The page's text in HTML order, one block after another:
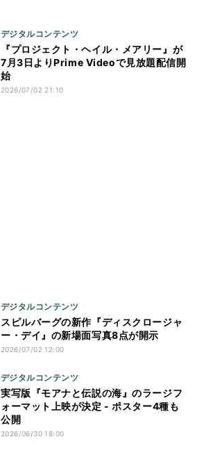
デジタルコンテンツ
『プロジェクト・ヘイル・メアリー』が
7月3日よりPrime Videoで見放題配信開
始
2026/07/02 21:10
デジタルコンテンツ
スピルバーグの新作『ディスクロージャ
ー・デイ』の新場面写真8点が開示
2026/07/02 12:00
デジタルコンテンツ
実写版『モアナと伝説の海』のラージフ
ォーマット上映が決定 - ポスター4種も
公開
2026/06/30 18:00